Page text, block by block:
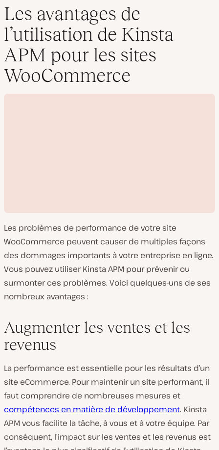
Les avantages de
l’utilisation de Kinsta
APM pour les sites
WooCommerce
i
Les problèmes de performance de votre site
WooCommerce peuvent causer de multiples façons
des dommages importants à votre entreprise en ligne.
Vous pouvez utiliser Kinsta APM pour prévenir ou
surmonter ces problèmes. Voici quelques-uns de ses
nombreux avantages :
Augmenter les ventes et les
revenus
La performance est essentielle pour les résultats d’un
site eCommerce. Pour maintenir un site performant, il
faut comprendre de nombreuses mesures et
compétences en matière de développement. Kinsta
APM vous facilite la tâche, à vous et à votre équipe. Par
conséquent, l’impact sur les ventes et les revenus est